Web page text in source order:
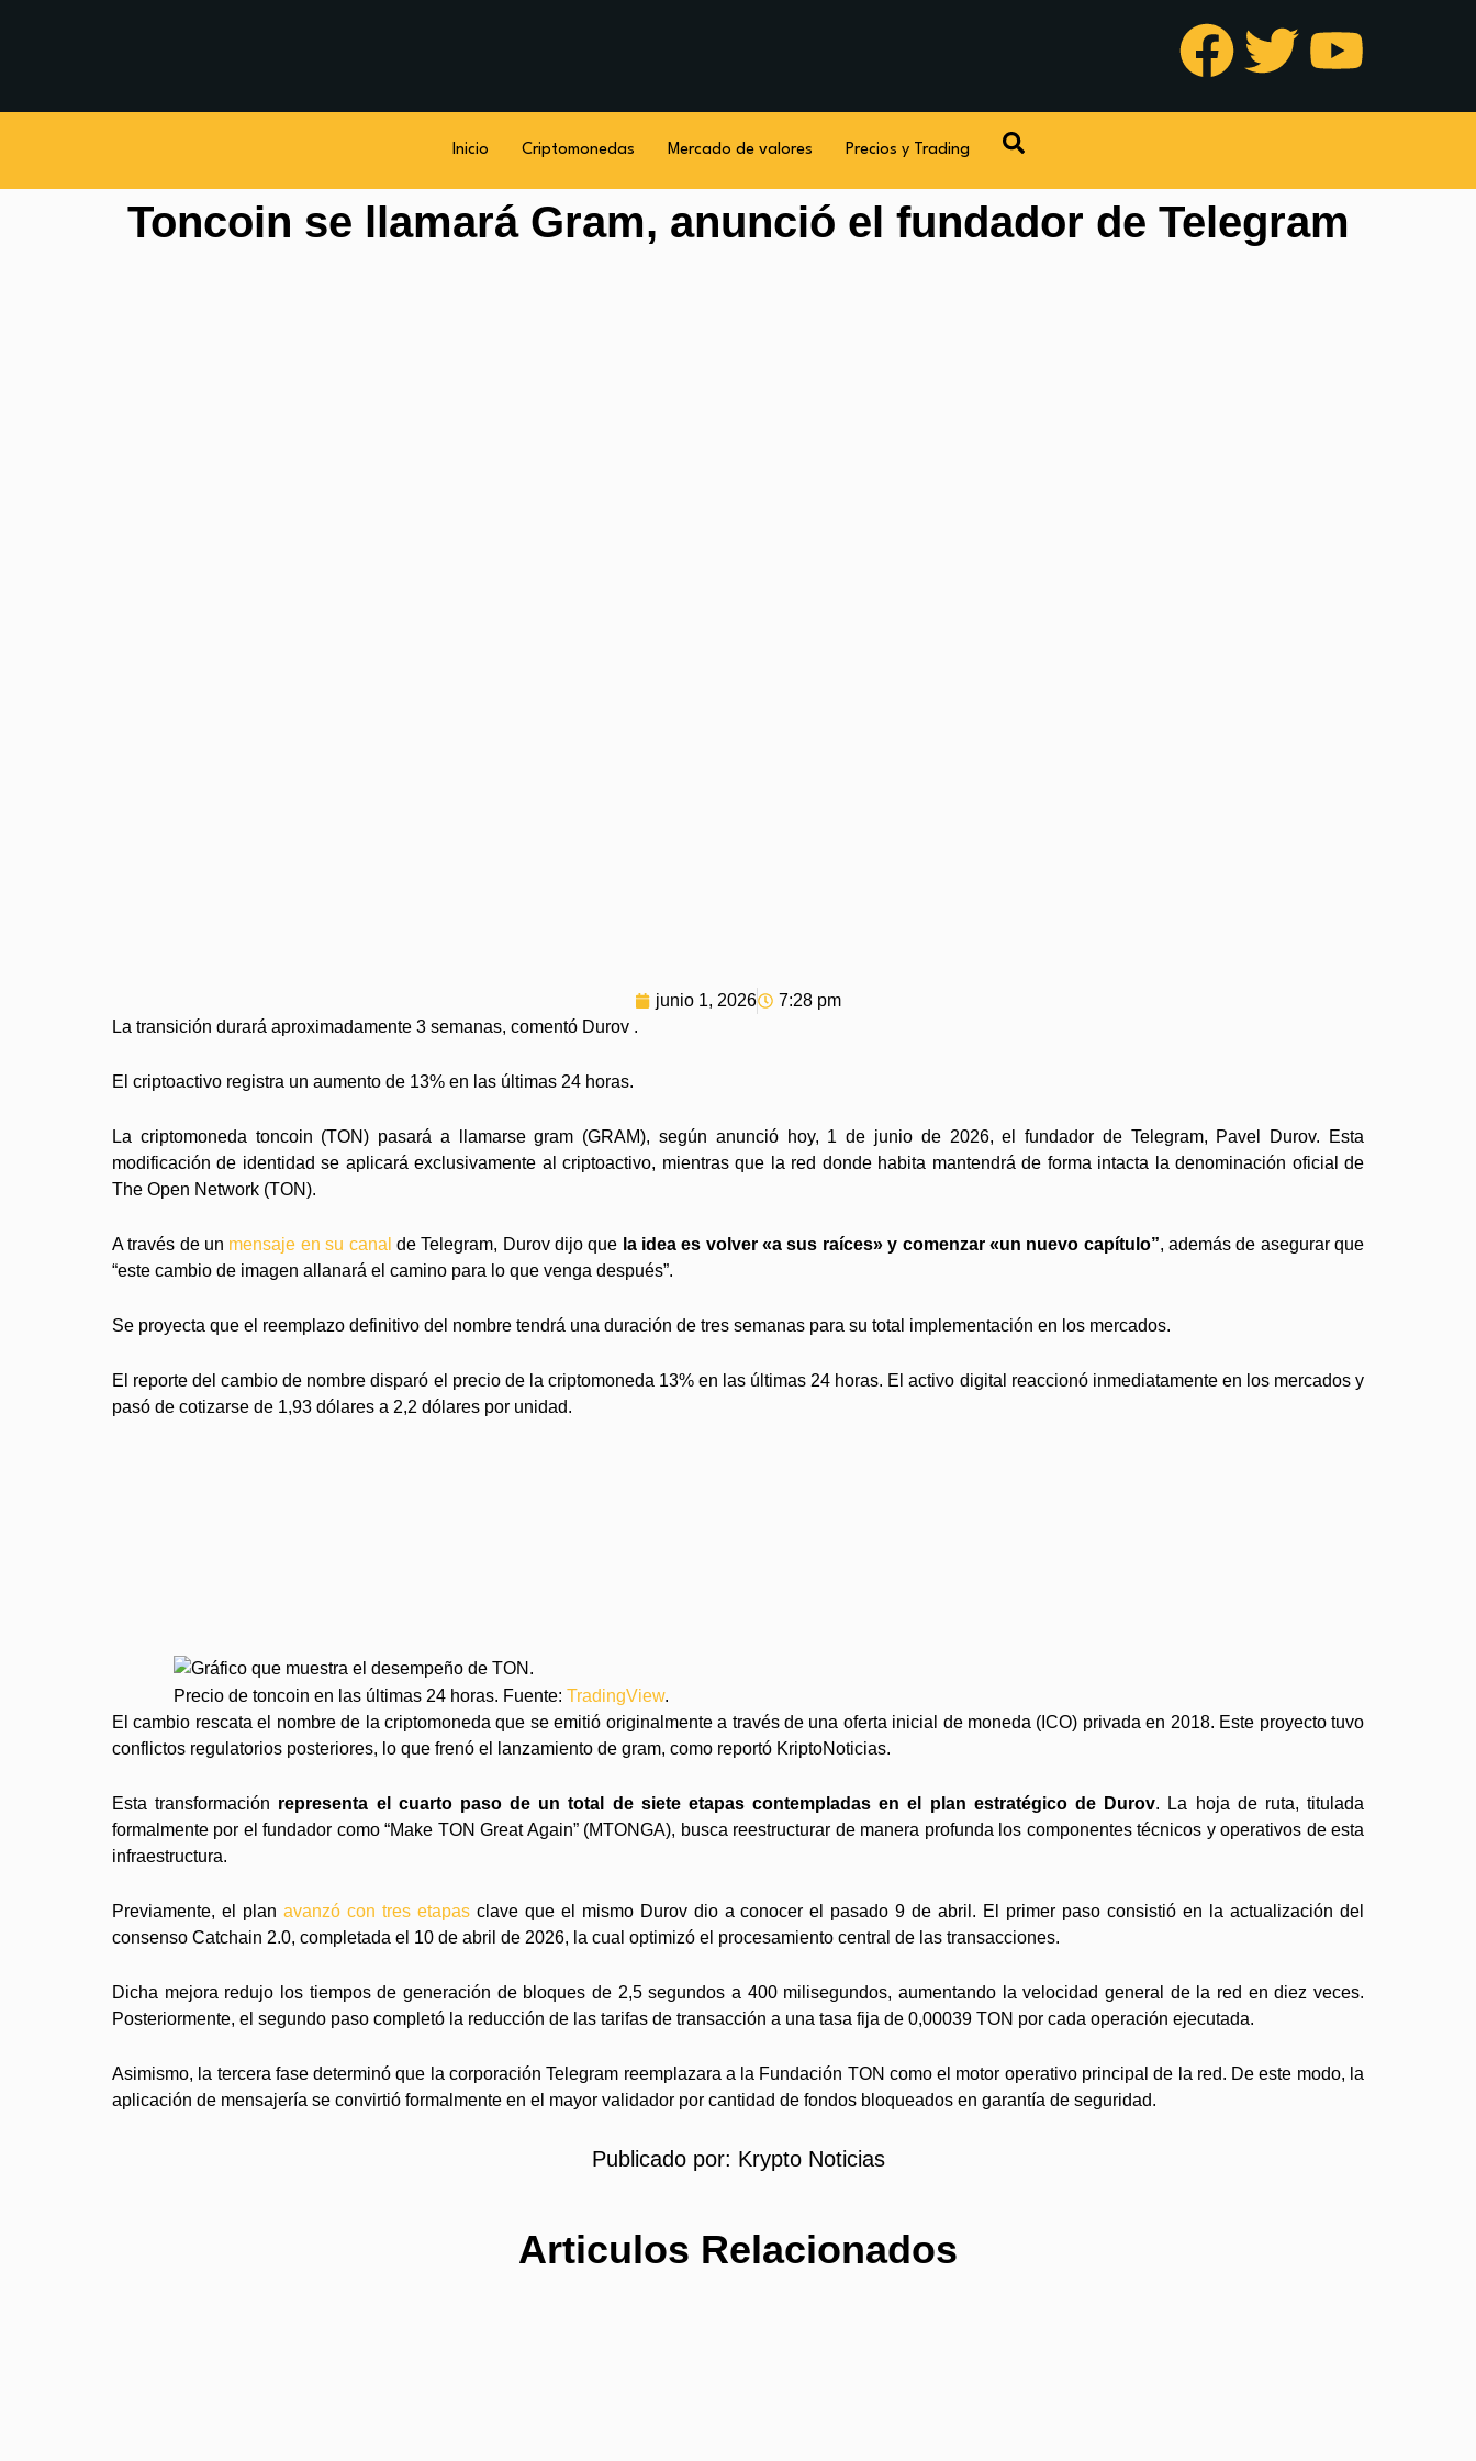
Inicio Criptomonedas Mercado de valores Precios y Trading
Toncoin se llamará Gram, anunció el fundador de Telegram
junio 1, 2026
7:28 pm
La transición durará aproximadamente 3 semanas, comentó Durov .
El criptoactivo registra un aumento de 13% en las últimas 24 horas.
La criptomoneda toncoin (TON) pasará a llamarse gram (GRAM), según anunció hoy, 1 de junio de 2026, el fundador de Telegram, Pavel Durov. Esta
modificación de identidad se aplicará exclusivamente al criptoactivo, mientras que la red donde habita mantendrá de forma intacta la denominación oficial de
The Open Network (TON).
A través de un mensaje en su canal de Telegram, Durov dijo que la idea es volver «a sus raíces» y comenzar «un nuevo capítulo”, además de asegurar que
“este cambio de imagen allanará el camino para lo que venga después”.
Se proyecta que el reemplazo definitivo del nombre tendrá una duración de tres semanas para su total implementación en los mercados.
El reporte del cambio de nombre disparó el precio de la criptomoneda 13% en las últimas 24 horas. El activo digital reaccionó inmediatamente en los mercados y
pasó de cotizarse de 1,93 dólares a 2,2 dólares por unidad.
Precio de toncoin en las últimas 24 horas. Fuente: TradingView.
El cambio rescata el nombre de la criptomoneda que se emitió originalmente a través de una oferta inicial de moneda (ICO) privada en 2018. Este proyecto tuvo
conflictos regulatorios posteriores, lo que frenó el lanzamiento de gram, como reportó KriptoNoticias.
Esta transformación representa el cuarto paso de un total de siete etapas contempladas en el plan estratégico de Durov. La hoja de ruta, titulada
formalmente por el fundador como “Make TON Great Again” (MTONGA), busca reestructurar de manera profunda los componentes técnicos y operativos de esta
infraestructura.
Previamente, el plan avanzó con tres etapasclave que el mismo Durov dio a conocer el pasado 9 de abril. El primer paso consistió en la actualización del
consenso Catchain 2.0, completada el 10 de abril de 2026, la cual optimizó el procesamiento central de las transacciones.
Dicha mejora redujo los tiempos de generación de bloques de 2,5 segundos a 400 milisegundos, aumentando la velocidad general de la red en diez veces.
Posteriormente, el segundo paso completó la reducción de las tarifas de transacción a una tasa fija de 0,00039 TON por cada operación ejecutada.
Asimismo, la tercera fase determinó que la corporación Telegram reemplazara a la Fundación TON como el motor operativo principal de la red. De este modo, la
aplicación de mensajería se convirtió formalmente en el mayor validador por cantidad de fondos bloqueados en garantía de seguridad.
Publicado por: Krypto Noticias
Articulos Relacionados